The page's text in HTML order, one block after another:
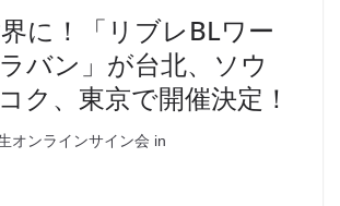
に！「リブレBLワー
バン」が台北、ソウ
ク、東京で開催決定！
オンラインサイン会 in